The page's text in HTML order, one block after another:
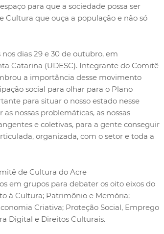
para que a sociedade possa ser
Cultura que ouça a população e não só
dias 29 e 30 de outubro, em
Catarina (UDESC). Integrante do Comitê
a importância desse movimento
social para olhar para o Plano
para situar o nosso estado nesse
nossas problemáticas, as nossas
e coletivas, para a gente conseguir
organizada, com o setor e toda a
de Cultura do Acre
em grupos para debater os oito eixos do
à Cultura; Patrimônio e Memória;
Criativa; Proteção Social, Emprego
Digital e Direitos Culturais.